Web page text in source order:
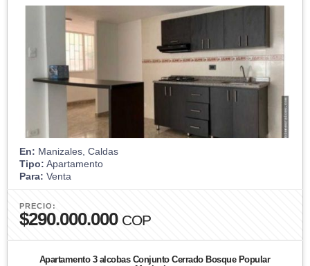
En: Manizales, Caldas
Tipo: Apartamento
Para: Venta
PRECIO:
$290.000.000 COP
Apartamento 3 alcobas Conjunto Cerrado Bosque Popular